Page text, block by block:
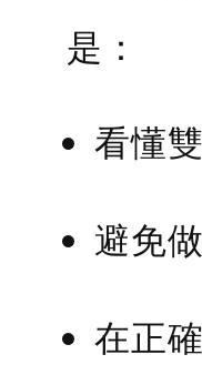
是：
看懂
避免
在正